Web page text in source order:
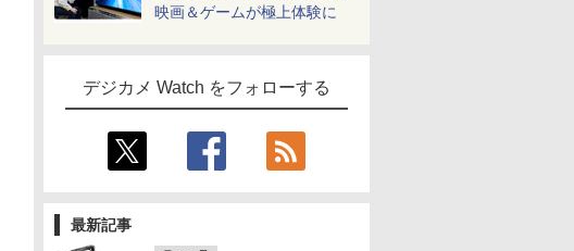
映画＆ゲームが極上体験に
デジカメ Watch をフォローする
最新記事